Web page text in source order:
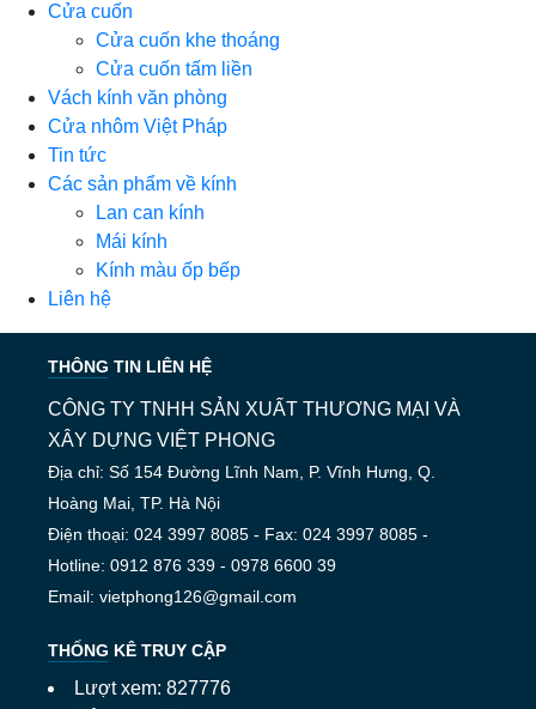
Cửa cuốn
Cửa cuốn khe thoáng
Cửa cuốn tấm liền
Vách kính văn phòng
Cửa nhôm Việt Pháp
Tin tức
Các sản phẩm về kính
Lan can kính
Mái kính
Kính màu ốp bếp
Liên hệ
THÔNG TIN LIÊN HỆ
CÔNG TY TNHH SẢN XUẤT THƯƠNG MẠI VÀ
XÂY DỰNG VIỆT PHONG
Địa chỉ: Số 154 Đường Lĩnh Nam, P. Vĩnh Hưng, Q.
Hoàng Mai, TP. Hà Nội
Điện thoại: 024 3997 8085 - Fax: 024 3997 8085 -
Hotline: 0912 876 339 - 0978 6600 39
Email: vietphong126@gmail.com
THỐNG KÊ TRUY CẬP
Lượt xem: 827776